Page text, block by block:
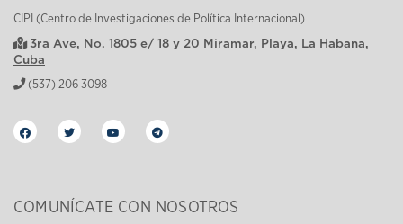
CIPI (Centro de Investigaciones de Política Internacional)
3ra Ave, No. 1805 e/ 18 y 20 Miramar, Playa, La Habana,
Cuba
(537) 206 3098
COMUNÍCATE CON NOSOTROS